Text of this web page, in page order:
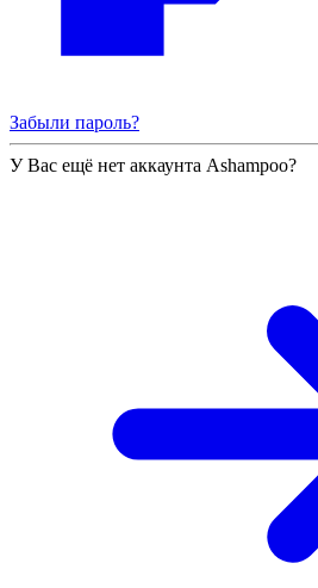
Забыли пароль?
У Вас ещё нет аккаунта Ashampoo?